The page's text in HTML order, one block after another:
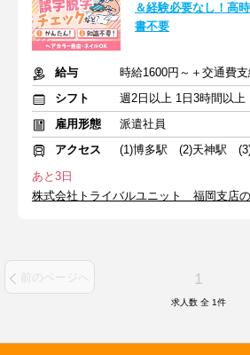
＆経験必要なし！高
書不要
給与
時給1600円～＋交通費
シフト
雇用形態
派遣社員
アクセス
あと3日
株式会社トライバルユニット 福岡支店
前のページへ 1
求人数 全 1件